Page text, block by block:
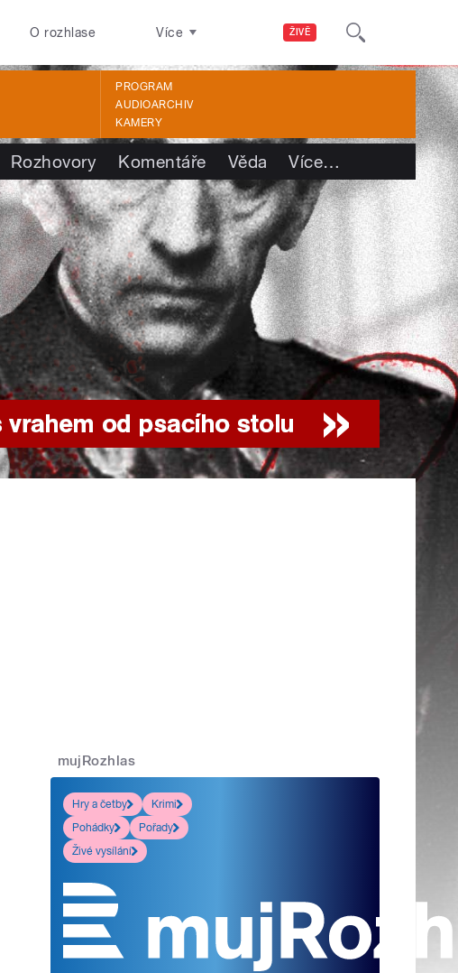
ŽIVĚ
O rozhlase Více
PROGRAM
AUDIOARCHIV
KAMERY
Rozhovory Komentáře Věda Více…
mujRozhlas
Hry a četby
Krimi
Pohádky
Pořady
Živé vysílání